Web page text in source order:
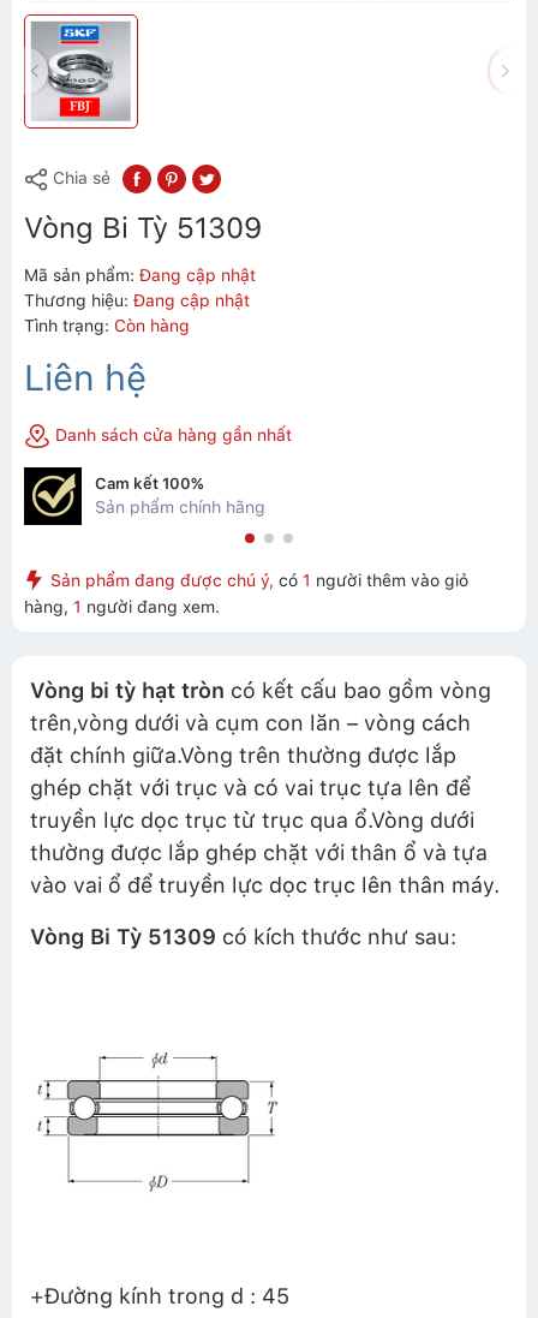
Chia sẻ
Vòng Bi Tỳ 51309
Mã sản phẩm: Đang cập nhật
Thương hiệu: Đang cập nhật
Tình trạng: Còn hàng
Liên hệ
Danh sách cửa hàng gần nhất
Cam kết 100%
Sản phẩm chính hãng
Sản phẩm đang được chú ý, có 1 người thêm vào giỏ
hàng, 1 người đang xem.
Vòng bi tỳ hạt tròn có kết cấu bao gồm vòng
trên,vòng dưới và cụm con lăn – vòng cách
đặt chính giữa.Vòng trên thường được lắp
ghép chặt với trục và có vai trục tựa lên để
truyền lực dọc trục từ trục qua ổ.Vòng dưới
thường được lắp ghép chặt với thân ổ và tựa
vào vai ổ để truyền lực dọc trục lên thân máy.
Vòng Bi Tỳ 51309 có kích thước như sau:
+Đường kính trong d : 45